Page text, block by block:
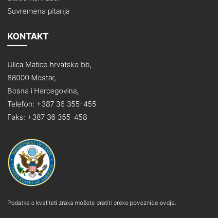
Suvremena pitanja
KONTAKT
Ulica Matice hrvatske bb,
88000 Mostar,
Bosna i Hercegovina,
Telefon: +387 36 355-455
Faks: +387 36 355-458
Podatke o kvaliteti zraka možete pratiti preko poveznice ovdje.